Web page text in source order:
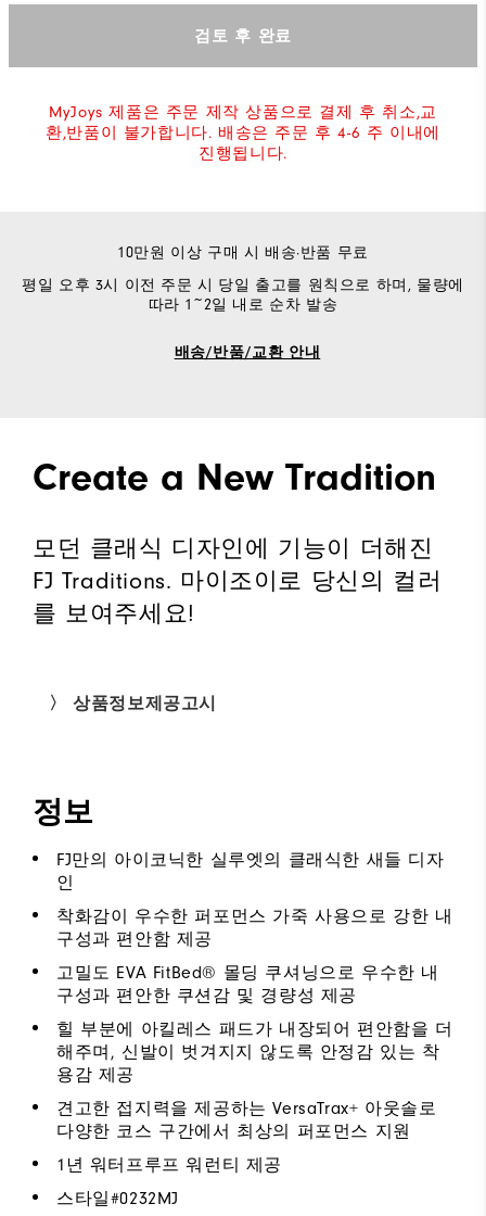
검토 후 완료
MyJoys 제품은 주문 제작 상품으로 결제 후 취소,교
환,반품이 불가합니다. 배송은 주문 후 4-6 주 이내에
진행됩니다.
10만원 이상 구매 시 배송·반품 무료
평일 오후 3시 이전 주문 시 당일 출고를 원칙으로 하며, 물량에
따라 1~2일 내로 순차 발송
배송/반품/교환 안내
Create a New Tradition
모던 클래식 디자인에 기능이 더해진
FJ Traditions. 마이조이로 당신의 컬러
를 보여주세요!
〉 상품정보제공고시
정보
FJ만의 아이코닉한 실루엣의 클래식한 새들 디자
인
착화감이 우수한 퍼포먼스 가죽 사용으로 강한 내
구성과 편안함 제공
고밀도 EVA FitBed® 몰딩 쿠셔닝으로 우수한 내
구성과 편안한 쿠션감 및 경량성 제공
힐 부분에 아킬레스 패드가 내장되어 편안함을 더
해주며, 신발이 벗겨지지 않도록 안정감 있는 착
용감 제공
견고한 접지력을 제공하는 VersaTrax+ 아웃솔로
다양한 코스 구간에서 최상의 퍼포먼스 지원
1년 워터프루프 워런티 제공
스타일#0232MJ